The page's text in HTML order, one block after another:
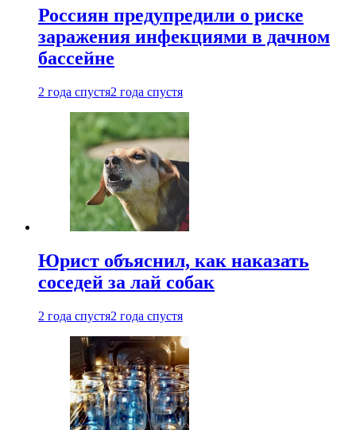
Россиян предупредили о риске
заражения инфекциями в дачном
бассейне
2 года спустя2 года спустя
Юрист объяснил, как наказать
соседей за лай собак
2 года спустя2 года спустя